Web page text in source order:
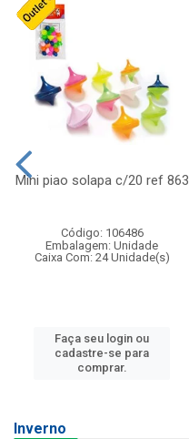
Mini piao solapa c/20 ref 863
Código: 106486
Embalagem: Unidade
Caixa Com: 24 Unidade(s)
Faça seu login ou
cadastre-se para
comprar.
Inverno